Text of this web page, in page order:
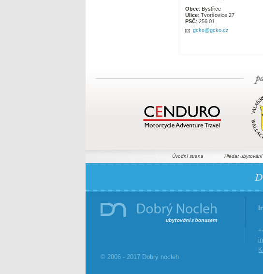
Obec: Bystřice
Ulice: Tvoršovice 27
PSČ: 256 01
gcko@gcko.cz
Úvodní strana Hledat ubytování
© 2006 - 2017 Dobrý nocleh